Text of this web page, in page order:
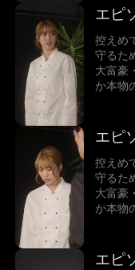
かる！
エピ
控えめ
守るた
大富豪
か本物
かる！
エピ
控えめ
守るた
大富豪
か本物
かる！
エピ